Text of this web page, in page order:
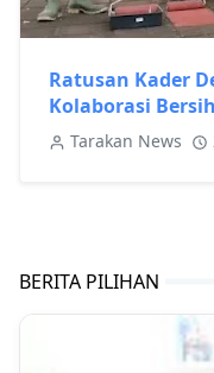
Ratusan Kader
Kolaborasi
Tarakan News
BERITA PILIHAN